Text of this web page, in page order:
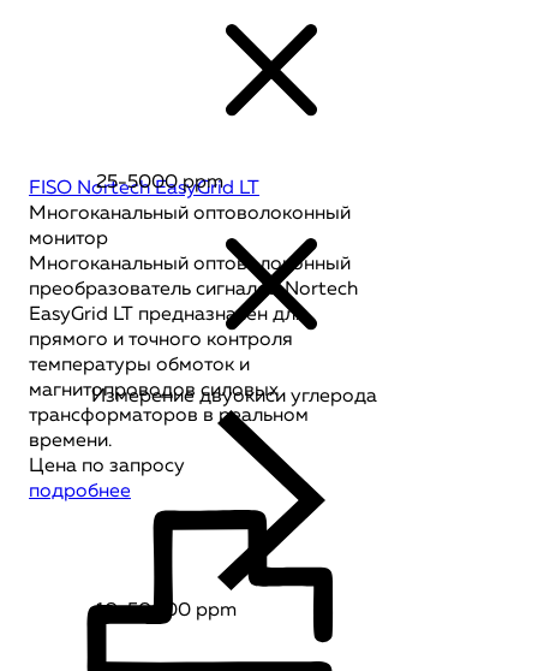
FISO Nortech EasyGrid LT
Многоканальный оптоволоконный
монитор
Многоканальный оптоволоконный
преобразователь сигналов Nortech
EasyGrid LT предназначен для
прямого и точного контроля
температуры обмоток и
магнитопроводов силовых
трансформаторов в реальном
времени.
Цена по запросу
подробнее
25-5000 ppm
Измерение двуокиси углерода
10-50000 ppm